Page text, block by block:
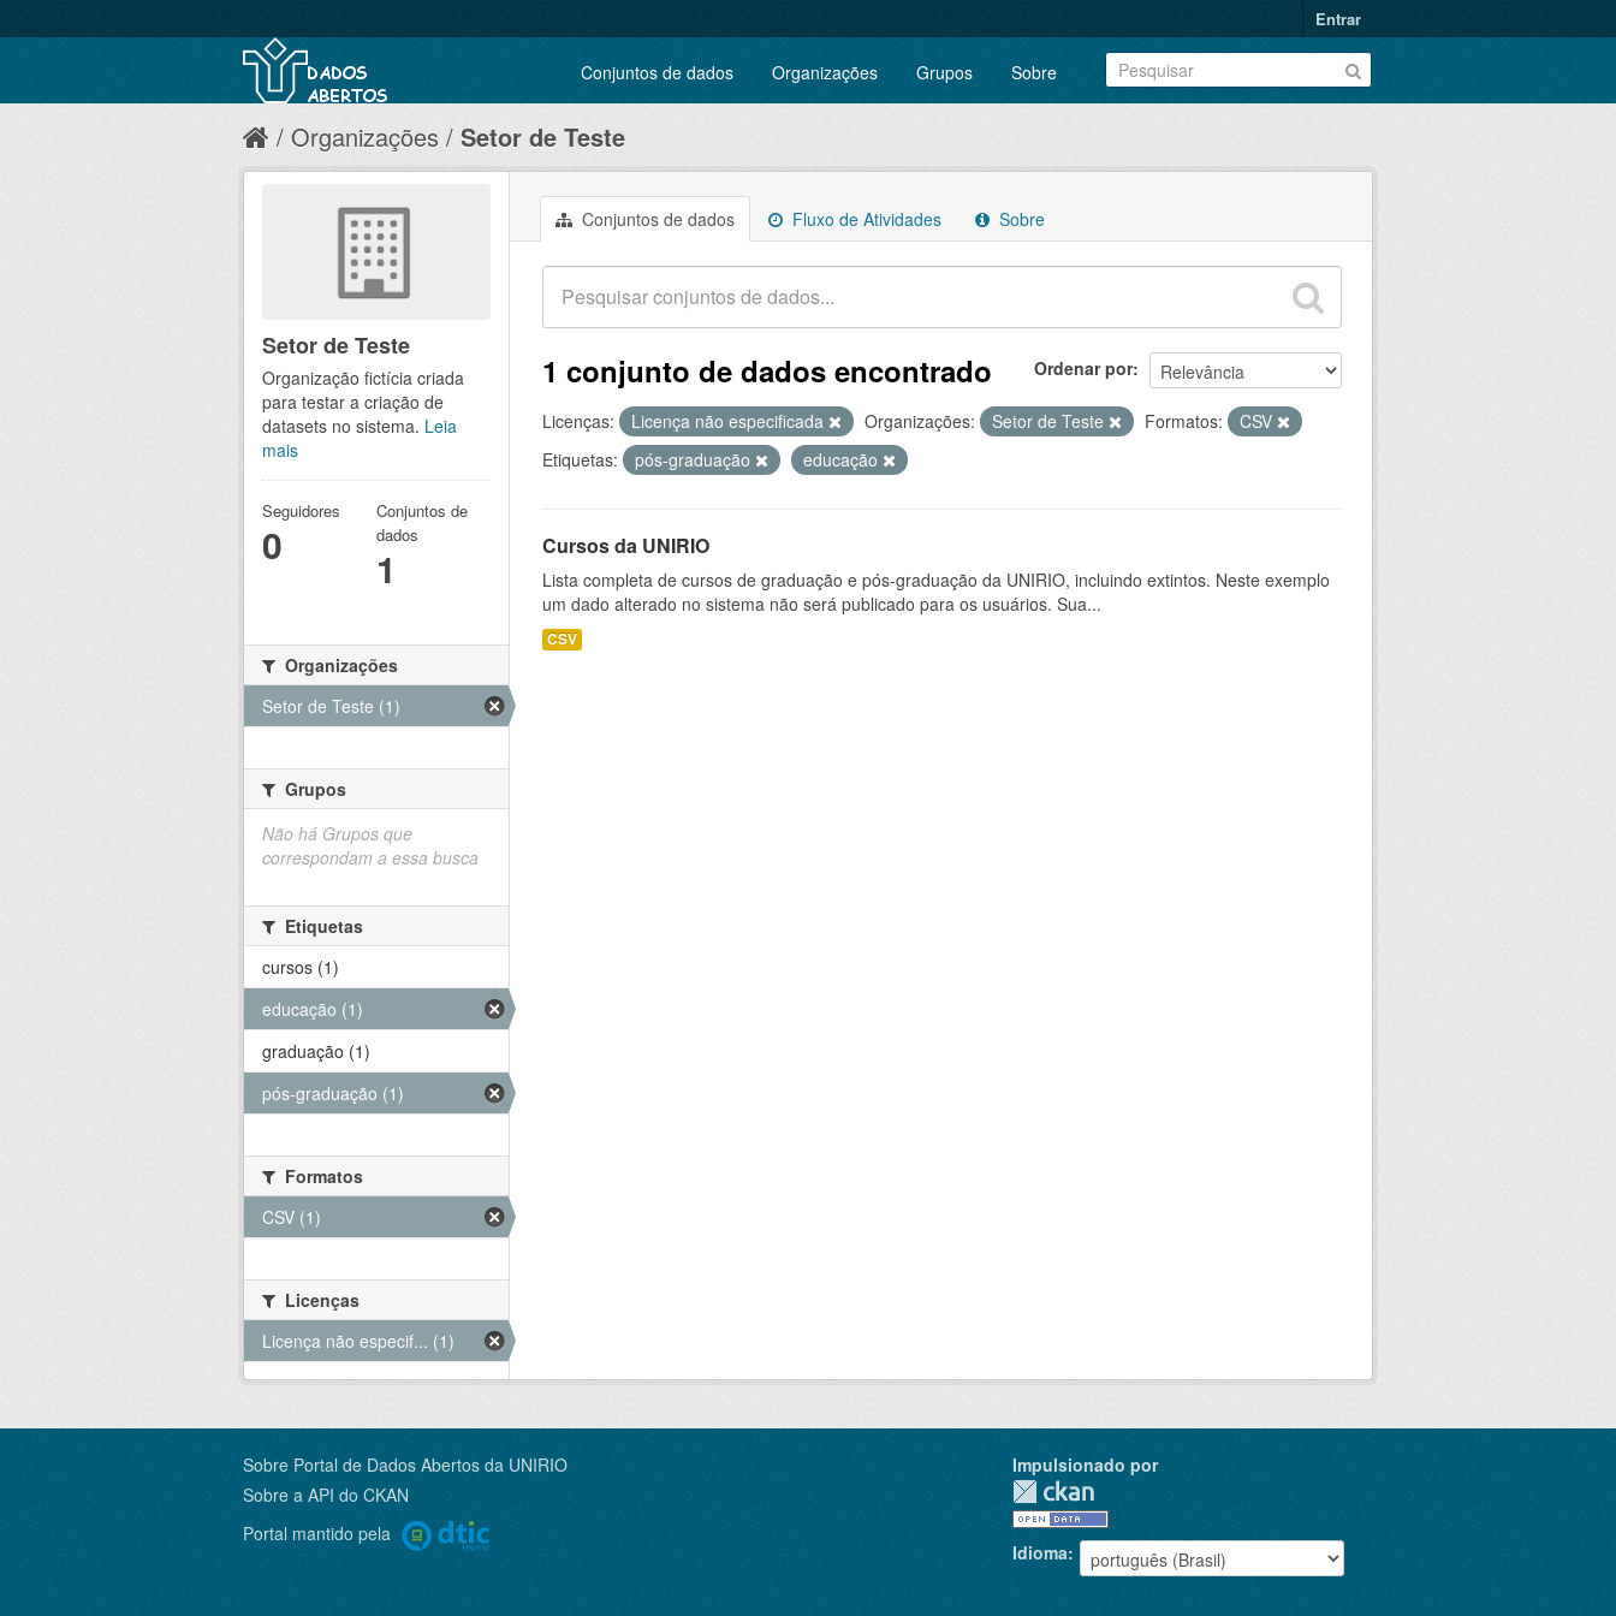
Entrar
Conjuntos de dados Organizações Grupos Sobre
Organizações Setor de Teste
Conjuntos de dados Fluxo de Atividades Sobre
Ordenar por
1 conjunto de dados encontrado
Licenças: Licença não especificada Organizações: Setor de Teste Formatos:
CSV
Etiquetas:
pós-graduação educação
Cursos da UNIRIO
Lista completa de cursos de graduação e pós-graduação da UNIRIO, incluindo extintos. Neste exemplo
um dado alterado no sistema não será publicado para os usuários. Sua...
CSV
Setor de Teste
Organização fictícia criada
para testar a criação de
datasets no sistema. Leia
mais
Seguidores
0
Conjuntos de
dados
1
Organizações
Setor de Teste (1)
Grupos
Não há Grupos que
correspondam a essa busca
Etiquetas
cursos (1)
educação (1)
graduação (1)
pós-graduação (1)
Formatos
CSV (1)
Licenças
Licença não especif... (1)
Sobre Portal de Dados Abertos da UNIRIO
Sobre a API do CKAN
Portal mantido pela
Impulsionado por
Idioma